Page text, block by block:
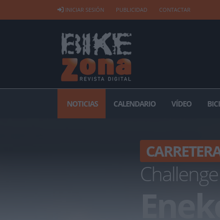
INICIAR SESIÓN PUBLICIDAD CONTACTAR
NOTICIAS CALENDARIO VÍDEO